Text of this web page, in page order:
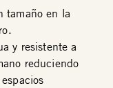
tamaño en la
y resistente a
reduciendo